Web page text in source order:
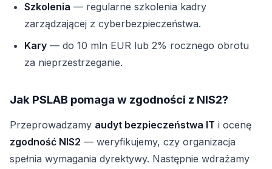
Szkolenia — regularne szkolenia kadry
zarządzającej z cyberbezpieczeństwa.
Kary — do 10 mln EUR lub 2% rocznego obrotu
za nieprzestrzeganie.
Jak PSLAB pomaga w zgodności z NIS2?
Przeprowadzamy audyt bezpieczeństwa IT i ocenę
zgodność NIS2 — weryfikujemy, czy organizacja
spełnia wymagania dyrektywy. Następnie wdrażamy